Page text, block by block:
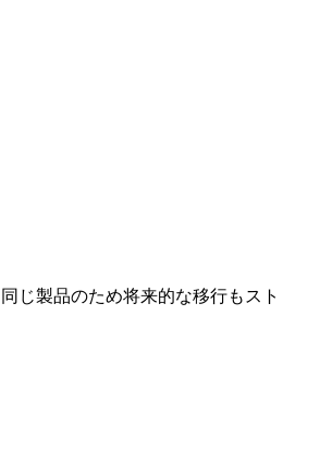
じ製品のため将来的な移行もスト